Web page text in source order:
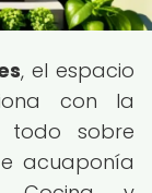
, el espacio
con la
todo sobre
acuaponía